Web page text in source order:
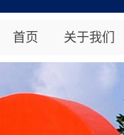
首页 关于我们